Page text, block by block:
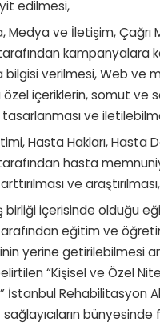
edilmesi,
Medya ve İletişim, Çağrı
kampanyalara
bilgisi verilmesi, Web ve
özel içeriklerin, somut ve
tasarlanması ve
Hasta Hakları, Hasta
hasta
ve araştırılması,
birliği içerisinde olduğu
eğitim ve
yerine getirilebilmesi
“Kişisel ve Özel
İstanbul Rehabilitasyon
bünyesinde